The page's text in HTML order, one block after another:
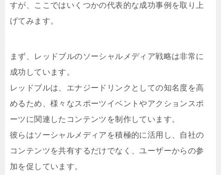
すが、ここではいくつかの代表的な成功事例を取り上
げてみます。
まず、レッドブルのソーシャルメディア戦略は非常に
成功しています。
レッドブルは、エナジードリンクとしての知名度を高
めるため、様々なスポーツイベントやアクションスポ
ーツに関連したコンテンツを制作しています。
彼らはソーシャルメディアを積極的に活用し、自社の
コンテンツを共有するだけでなく、ユーザーからの参
加を促しています。